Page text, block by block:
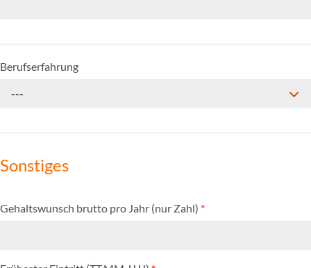
Berufserfahrung
---
Sonstiges
Gehaltswunsch brutto pro Jahr (nur Zahl) *